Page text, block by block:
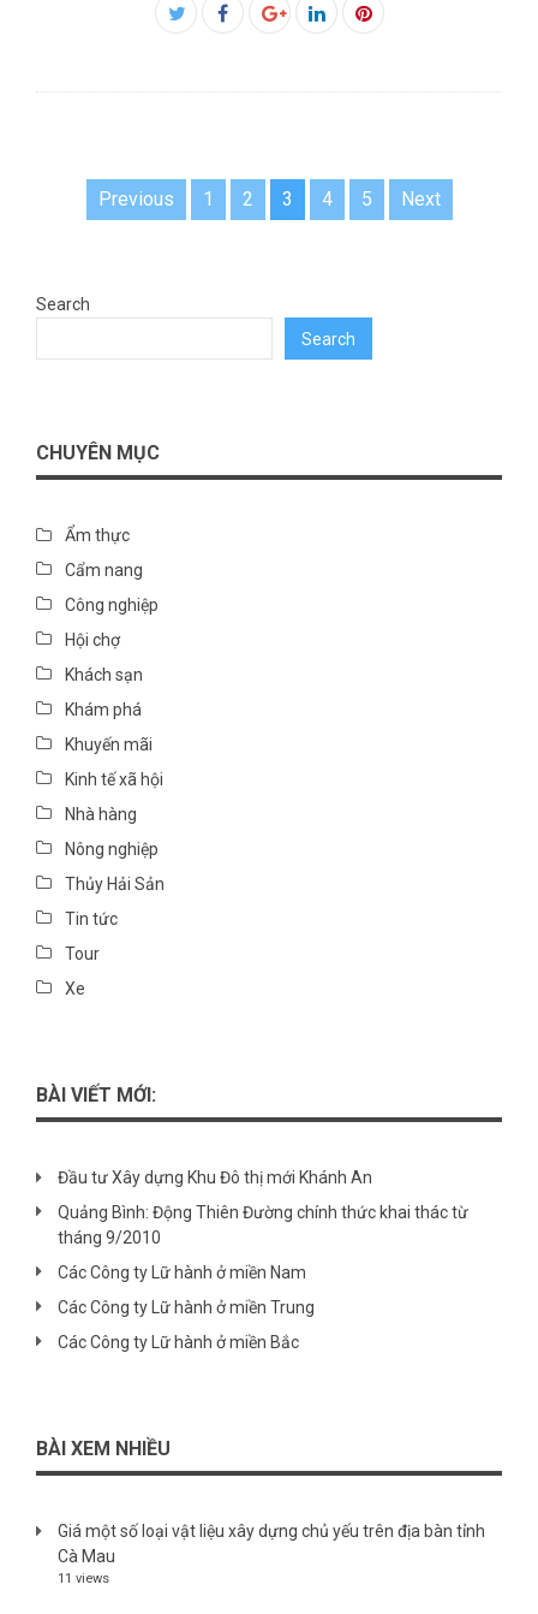
Facebook
PostsPrevious 1 2 3 4 5 Next
Search
Search
CHUYÊN MỤC
Ẩm thực
Cẩm nang
Công nghiệp
Hội chợ
Khách sạn
Khám phá
Khuyến mãi
Kinh tế xã hội
Nhà hàng
Nông nghiệp
Thủy Hải Sản
Tin tức
Tour
Xe
BÀI VIẾT MỚI:
Đầu tư Xây dựng Khu Đô thị mới Khánh An
Quảng Bình: Động Thiên Đường chính thức khai thác từ
tháng 9/2010
Các Công ty Lữ hành ở miền Nam
Các Công ty Lữ hành ở miền Trung
Các Công ty Lữ hành ở miền Bắc
BÀI XEM NHIỀU
Giá một số loại vật liệu xây dựng chủ yếu trên địa bàn tỉnh
Cà Mau
11 views